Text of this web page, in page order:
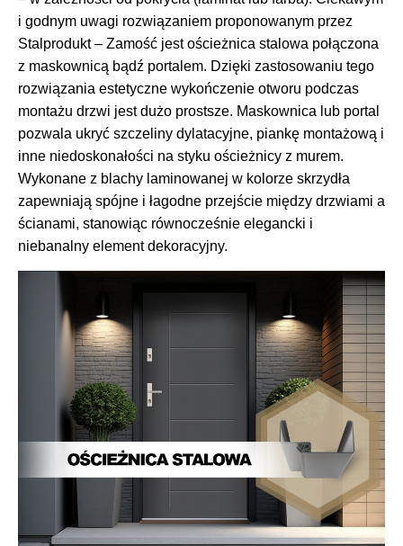
i godnym uwagi rozwiązaniem proponowanym przez
Stalprodukt – Zamość jest ościeżnica stalowa połączona
z maskownicą bądź portalem. Dzięki zastosowaniu tego
rozwiązania estetyczne wykończenie otworu podczas
montażu drzwi jest dużo prostsze. Maskownica lub portal
pozwala ukryć szczeliny dylatacyjne, piankę montażową i
inne niedoskonałości na styku ościeżnicy z murem.
Wykonane z blachy laminowanej w kolorze skrzydła
zapewniają spójne i łagodne przejście między drzwiami a
ścianami, stanowiąc równocześnie elegancki i
niebanalny element dekoracyjny.